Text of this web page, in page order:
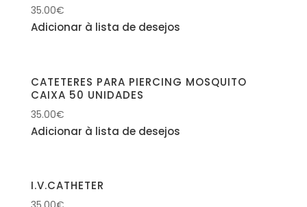
35.00€
Adicionar à lista de desejos
CATETERES PARA PIERCING MOSQUITO
CAIXA 50 UNIDADES
35.00€
Adicionar à lista de desejos
I.V.CATHETER